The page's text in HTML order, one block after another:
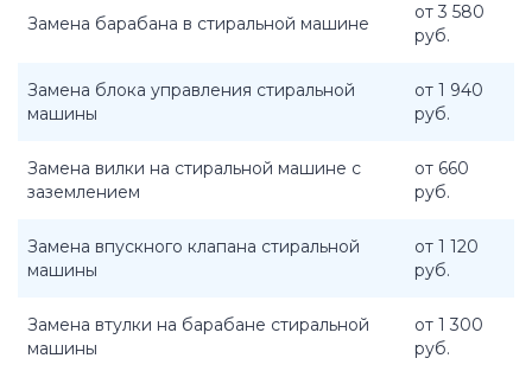
Замена барабана в стиральной машине
от 3 580
руб.
Замена блока управления стиральной
машины
от 1 940
руб.
Замена вилки на стиральной машине с
заземлением
от 660
руб.
Замена впускного клапана стиральной
машины
от 1 120
руб.
Замена втулки на барабане стиральной
машины
от 1 300
руб.